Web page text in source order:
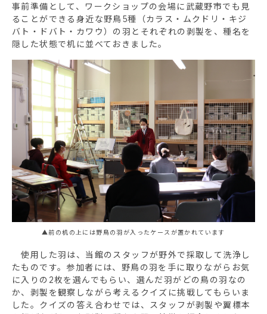
事前準備として、ワークショップの会場に武蔵野市でも見
ることができる身近な野鳥5種（カラス・ムクドリ・キジ
バト・ドバト・カワウ）の羽とそれぞれの剥製を、種名を
隠した状態で机に並べておきました。
▲前の机の上には野鳥の羽が入ったケースが置かれています
使用した羽は、当館のスタッフが野外で採取して洗浄し
たものです。参加者には、野鳥の羽を手に取りながらお気
に入りの2枚を選んでもらい、選んだ羽がどの鳥の羽なの
か、剥製を観察しながら考えるクイズに挑戦してもらいま
した。クイズの答え合わせでは、スタッフが剥製や翼標本